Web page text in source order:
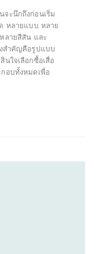
ะนึกถึงก่อนเริ่ม
หลายแบบ หลาย
ลายสีสัน และ
งสำคัญคือรูปแบบ
นใจเลือกซื้อเสื่อ
อบทั้งหมดเพื่อ